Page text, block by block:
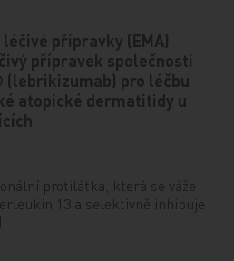
přípravky (EMA)
přípravek společnosti
(lebrikizumab) pro léčbu
atopické dermatitidy u
protilátka, která se váže
13 a selektivně inhibuje